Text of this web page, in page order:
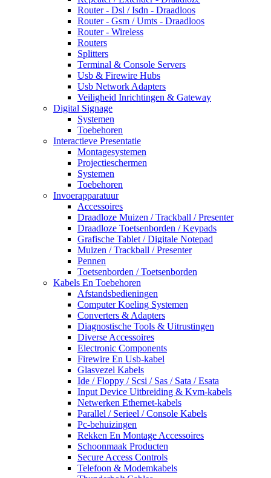
Router - Dsl / Isdn - Draadloos
Router - Gsm / Umts - Draadloos
Router - Wireless
Routers
Splitters
Terminal & Console Servers
Usb & Firewire Hubs
Usb Network Adapters
Veiligheid Inrichtingen & Gateway
Digital Signage
Systemen
Toebehoren
Interactieve Presentatie
Montagesystemen
Projectieschermen
Systemen
Toebehoren
Invoerapparatuur
Accessoires
Draadloze Muizen / Trackball / Presenter
Draadloze Toetsenborden / Keypads
Grafische Tablet / Digitale Notepad
Muizen / Trackball / Presenter
Pennen
Toetsenborden / Toetsenborden
Kabels En Toebehoren
Afstandsbedieningen
Computer Koeling Systemen
Converters & Adapters
Diagnostische Tools & Uitrustingen
Diverse Accessoires
Electronic Components
Firewire En Usb-kabel
Glasvezel Kabels
Ide / Floppy / Scsi / Sas / Sata / Esata
Input Device Uitbreiding & Kvm-kabels
Netwerken Ethernet-kabels
Parallel / Serieel / Console Kabels
Pc-behuizingen
Rekken En Montage Accessoires
Schoonmaak Producten
Secure Access Controls
Telefoon & Modemkabels